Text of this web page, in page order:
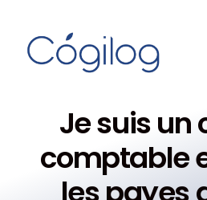
Je suis un
comptable